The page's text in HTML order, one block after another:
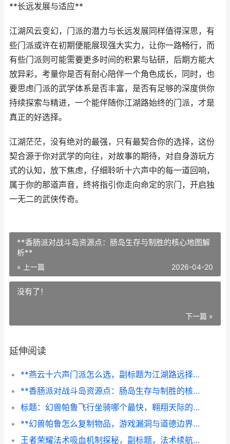
**长远发展与适应**
江湖风云变幻，门派的潜力与长远发展同样值得深思，有
些门派或许在初期便能展现强大实力，让你一路畅行，而
有些门派则可能需要更多时间的积累与钻研，后期方能大
放异彩，考量你是否有耐心陪伴一个角色成长，同时，也
要思虑门派的武学体系是否丰富，是否有足够的深度供你
持续探索与精进，一个能伴随你江湖路始终的门派，才是
真正的好选择。
江湖茫茫，没有绝对的最强，只有最契合你的选择，这份
契合源于你对武学的向往，对故事的期待，对自身游玩方
式的认知，放下焦虑，仔细聆听十六声中的每一道回响，
属于你的那道声音，终将指引你走向命定的宗门，开启独
一无二的武侠传奇。
**香肠派对战斗岛资源点：肠岛生存与制胜的核心地图解
析**
« 上一篇 2026-04-20
没有了！
下一篇 »
延伸阅读
**燕云十六声门派怎么选，副标题为江湖路远择门而入**
**香肠派对战斗岛资源点：肠岛生存与制胜的核心地图解析**
标题：幻兽帕鲁飞行坐骑哪个最快，翱翔天际的速度对决
**幻兽帕鲁怎么复制物品，游戏漏洞与道德边界的沉思**
王者荣耀法术吸血机制探秘，副标题，法术续航的博弈艺术